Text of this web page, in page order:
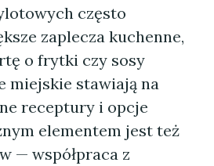
często
zaplecza kuchenne,
o frytki czy sosy
miejskie stawiają na
receptury i opcje
elementem jest też
— współpraca z